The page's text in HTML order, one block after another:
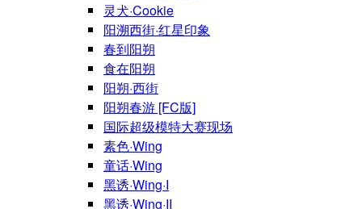
灵犬·Cookie
阳溯西街·红星印象
春到阳朔
食在阳朔
阳朔·西街
阳朔春游 [FC版]
国际超级模特大赛现场
素色·Wing
童话·Wing
黑诱·Wing·I
黑诱·Wing·II